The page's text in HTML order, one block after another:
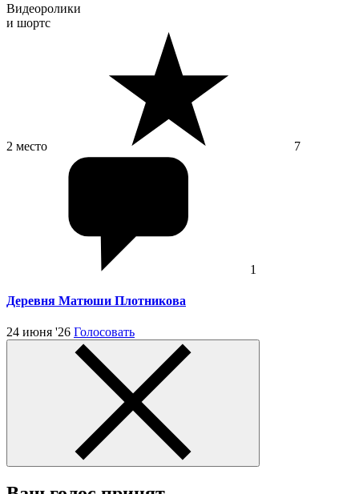
Видеоролики
и шортс
2 место 7
1
Деревня Матюши Плотникова
24 июня '26 Голосовать